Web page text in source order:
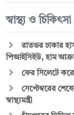
স্বাস্থ্য ও চিকিৎসা
রাতভর ঢাকার
পিআইসিইউ, হাম
ফের সিলেটে
সেপ্টেম্বরের
স্বাস্থ্যমন্ত্রী